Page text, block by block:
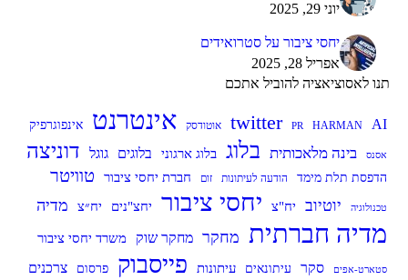
יוני 29, 2025
יחסי ציבור על סטרואידים
אפריל 28, 2025
תנו לאסוציאציה להוביל אתכם
AI
HARMAN
PR
twitter אוטודסק אינטרנט אינפוגרפיק
אסנס בינה מלאכותית בלוג בלוג ארגוני בלוגים גוגל דוניצה
הדפסת תלת מימד הודעה לעיתונות זום חברת יחסי ציבור טוויטר
טכנולוגיה יוטיוב יח"צ יחסי ציבור יחצ"נים יח״צ מדיה
מדיה חברתית מחקר מחקר שוק משרד יחסי ציבור
סטארט-אפים סקר עיתונאים עיתונות פייסבוק פרסום צרכנים